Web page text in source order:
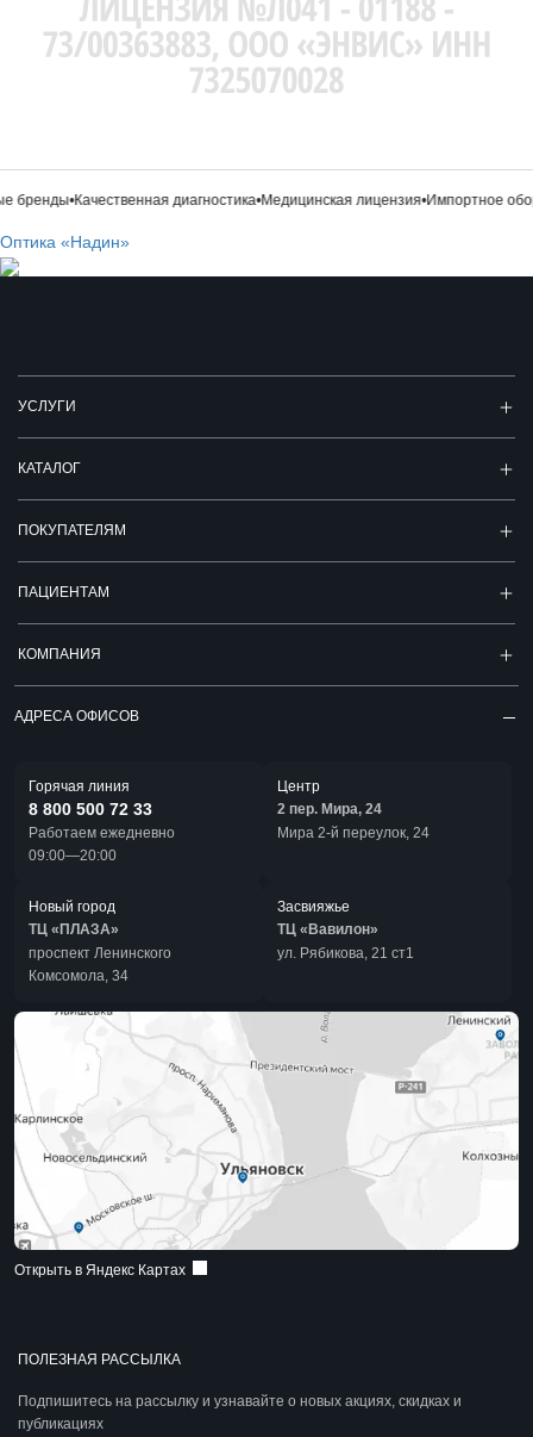
бренды•Качественная диагностика•Медицинская лицензия•Импортное
Оптика «Надин»
ПОЛЕЗНАЯ РАССЫЛКА
Подпишитесь на рассылку и узнавайте о новых акциях, скидках и
публикациях
УСЛУГИ
КАТАЛОГ
ПОКУПАТЕЛЯМ
ПАЦИЕНТАМ
КОМПАНИЯ
АДРЕСА ОФИСОВ
Горячая линия
8 800 500 72 33
Работаем ежедневно
09:00—20:00
Центр
2 пер. Мира, 24
Мира 2-й переулок, 24
Новый город
ТЦ «ПЛАЗА»
проспект Ленинского
Комсомола, 34
Засвияжье
ТЦ «Вавилон»
ул. Рябикова, 21 ст1
Открыть в Яндекс Картах